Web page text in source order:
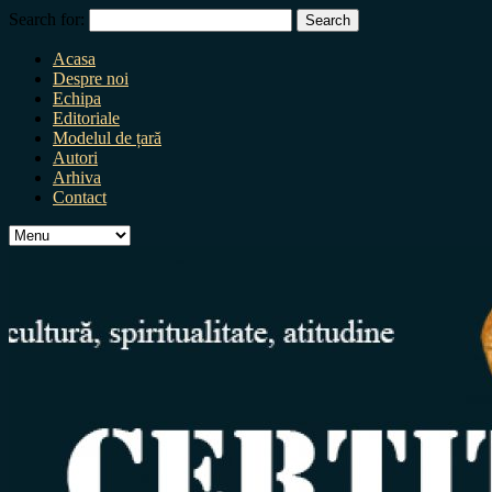
Search for:
Acasa
Despre noi
Echipa
Editoriale
Modelul de țară
Autori
Arhiva
Contact